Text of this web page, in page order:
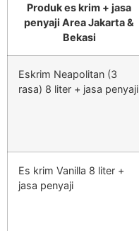
Produk es krim + jasa
penyaji Area Jakarta &
Bekasi
Eskrim Neapolitan (3
rasa) 8 liter + jasa penyaji
Es krim Vanilla 8 liter +
jasa penyaji